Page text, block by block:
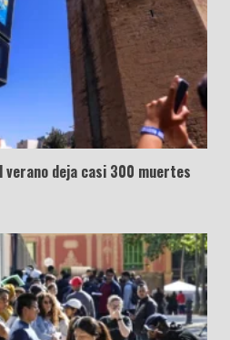
deja casi 300 muertes